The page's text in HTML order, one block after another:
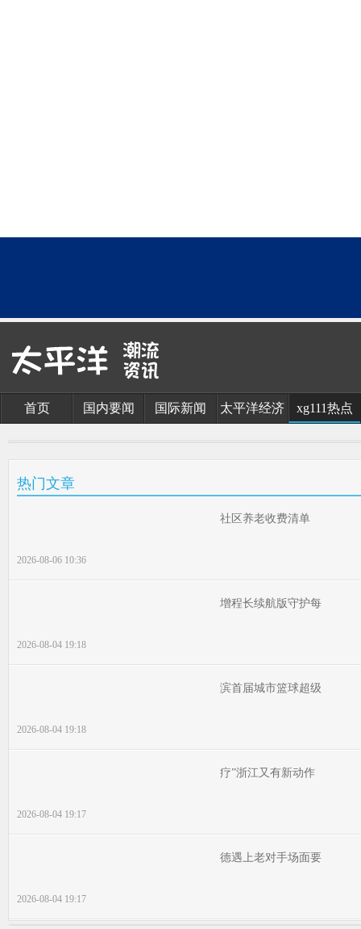
首页 国内要闻 国际新闻 太平洋经济 xg111热点
热门文章
社区养老收费清单
2026-08-06 10:36
增程长续航版守护每
2026-08-04 19:18
滨首届城市篮球超级
2026-08-04 19:18
疗”浙江又有新动作
2026-08-04 19:17
德遇上老对手场面要
2026-08-04 19:17